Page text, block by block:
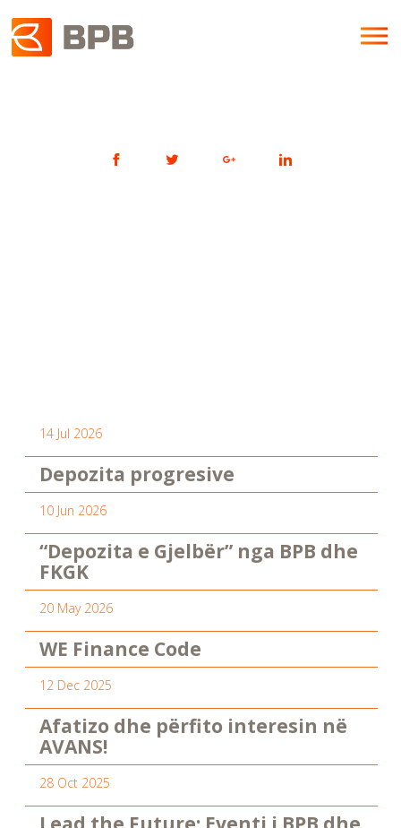
14 Jul 2026
Depozita progresive
10 Jun 2026
“Depozita e Gjelbër” nga BPB dhe
FKGK
20 May 2026
WE Finance Code
12 Dec 2025
Afatizo dhe përfito interesin në
AVANS!
28 Oct 2025